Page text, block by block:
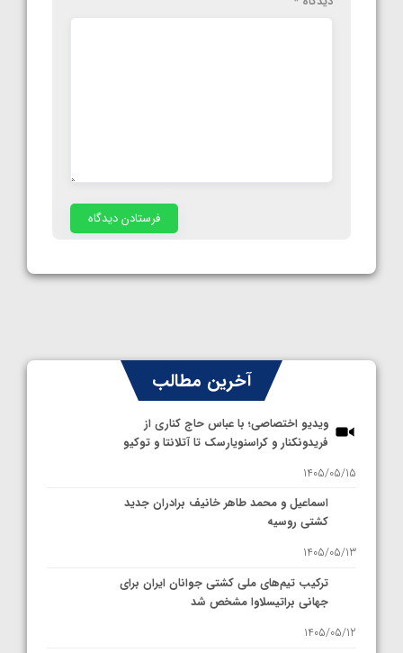
آخرین مطالب
ویدیو اختصاصی؛ با عباس حاج کناری از
فریدونکنار و کراسنویارسک تا آتلانتا و توکیو
1405/05/15
اسماعیل و محمد طاهر خانیف برادران جدید
کشتی روسیه
1405/05/13
ترکیب تیم‌های ملی کشتی جوانان ایران برای
جهانی براتیسلاوا مشخص شد
1405/05/12